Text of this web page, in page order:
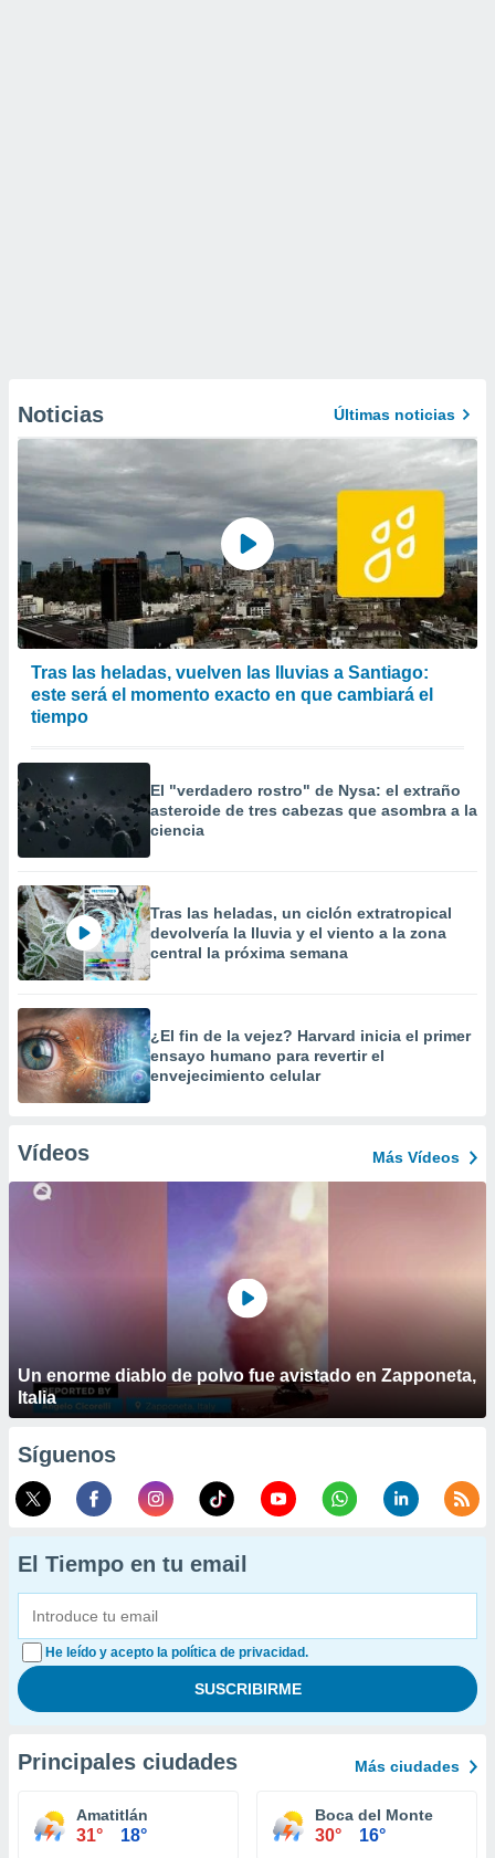
Noticias Últimas noticias
Tras las heladas, vuelven las lluvias a Santiago:
este será el momento exacto en que cambiará el
tiempo
El "verdadero rostro" de Nysa: el extraño
asteroide de tres cabezas que asombra a la
ciencia
Tras las heladas, un ciclón extratropical
devolvería la lluvia y el viento a la zona
central la próxima semana
¿El fin de la vejez? Harvard inicia el primer
ensayo humano para revertir el
envejecimiento celular
Vídeos Más Vídeos
Un enorme diablo de polvo fue avistado en Zapponeta,
Italia
Síguenos
El Tiempo en tu email
He leído y acepto la política de privacidad.
Principales ciudades Más ciudades
Amatitlán
31° 18°
Boca del Monte
30° 16°